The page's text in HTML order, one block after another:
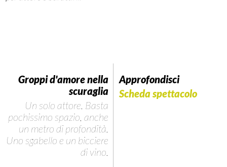
Groppi d'amore nella
scuraglia
Un solo attore. Basta
pochissimo spazio, anche
un metro di profondità.
Uno sgabello e un bicciere
di vino.
Approfondisci
Scheda spettacolo